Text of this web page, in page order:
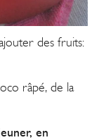
des fruits:
râpé, de la
en